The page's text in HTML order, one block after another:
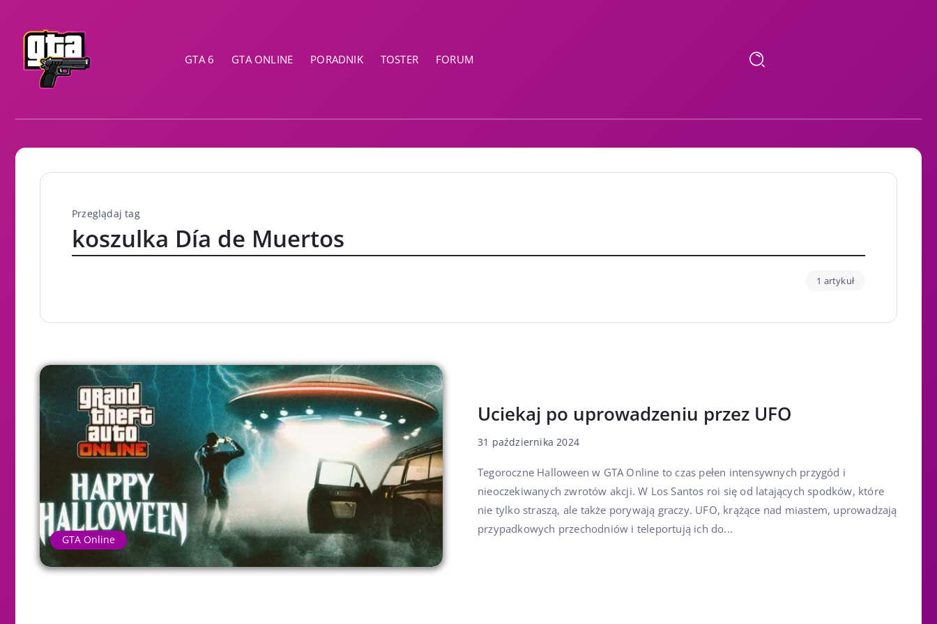
GTA 6 GTA ONLINE PORADNIK TOSTER FORUM
Przeglądaj tag
koszulka Día de Muertos
1 artykuł
GTA Online
Uciekaj po uprowadzeniu przez UFO
31 października 2024
Tegoroczne Halloween w GTA Online to czas pełen intensywnych przygód i
nieoczekiwanych zwrotów akcji. W Los Santos roi się od latających spodków, które
nie tylko straszą, ale także porywają graczy. UFO, krążące nad miastem, uprowadzają
przypadkowych przechodniów i teleportują ich do...